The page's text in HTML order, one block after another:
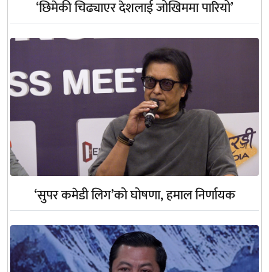
‘छिमेकी चिढ्याएर देशलाई जोखिममा पारियो’
‘सुपर कमेडी लिग’को घोषणा, हमाल निर्णायक